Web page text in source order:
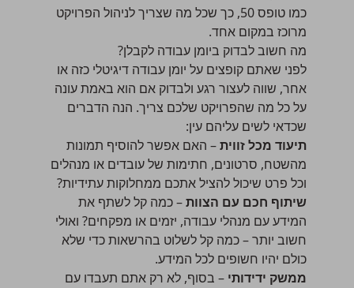
כמוטופס 50
, כך שכל מה שצריך לניהול הפרויקט
מרוכז במקום אחד.
מה חשוב לבדוק ביומן עבודה לקבלן?
לפני שאתם קופצים על יומן עבודה דיגיטלי כזה או
אחר, שווה לעצור רגע ולבדוק אם הוא באמת עונה
על כל מה שהפרויקט שלכם צריך. הנה הדברים
שכדאי לשים עליהם עין:
תיעוד מכל זווית– האם אפשר להוסיף תמונות
מהשטח, סרטונים, חתימות של עובדים או מנהלים
וכל פרט שיכול להציל אתכם ממחלוקות עתידיות?
שיתוף חכם עם הצוות– כמה קל לשתף את
המידע עם מנהלי עבודה, יזמים או מפקחים? ואולי
חשוב יותר – כמה קל לשלוט בהרשאות כדי שלא
כולם יהיו חשופים לכל המידע.
ממשק ידידותי – בסוף, לא רק אתם תעבדו עם